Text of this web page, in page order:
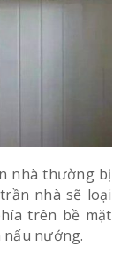
nhà thường bị
nhà sẽ loại
trên bề mặt
nướng.